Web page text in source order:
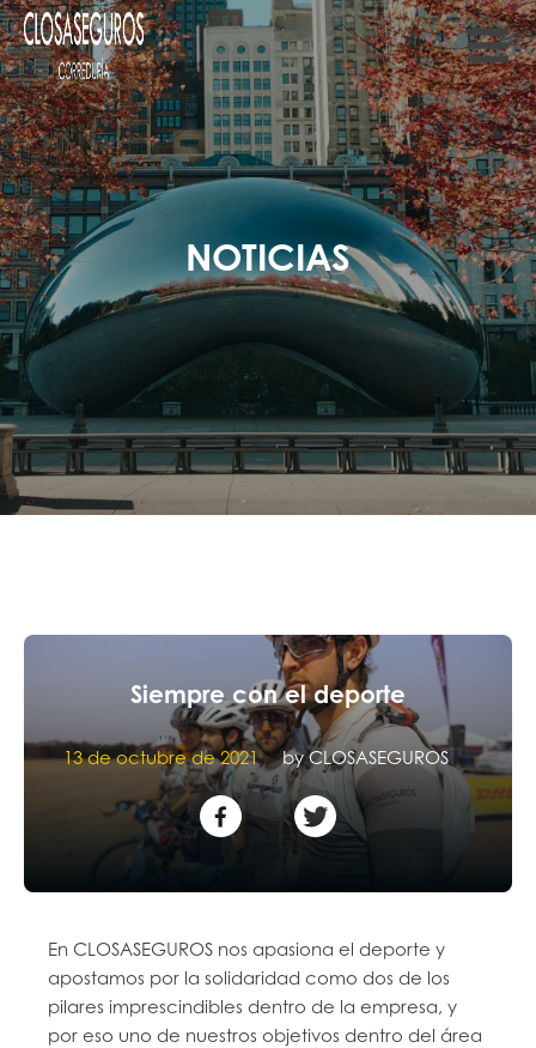
NOTICIAS
Siempre con el deporte
13 de octubre de 2021 byCLOSASEGUROS
En CLOSASEGUROS nos apasiona el deporte y
apostamos por la solidaridad como dos de los
pilares imprescindibles dentro de la empresa, y
por eso uno de nuestros objetivos dentro del área